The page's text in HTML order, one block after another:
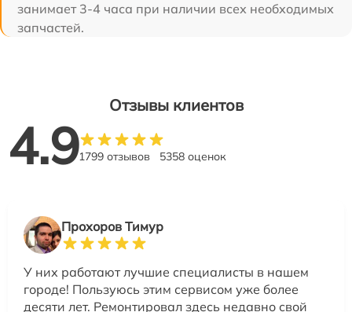
занимает 3-4 часа при наличии всех необходимых
запчастей.
Отзывы клиентов
4.91799 отзывов 5358 оценок
Прохоров Тимур
У них работают лучшие специалисты в нашем
городе! Пользуюсь этим сервисом уже более
десяти лет. Ремонтировал здесь недавно свой